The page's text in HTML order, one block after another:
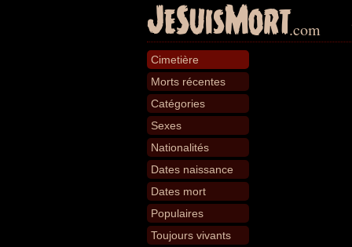
JeSuisMort.com
Cimetière
Morts récentes
Catégories
Sexes
Nationalités
Dates naissance
Dates mort
Populaires
Toujours vivants